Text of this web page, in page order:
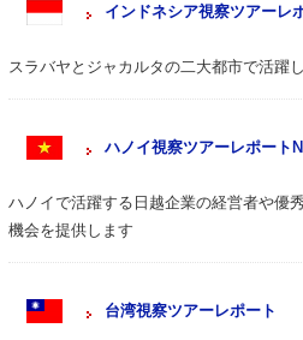
インドネシア視察ツアーレ
スラバヤとジャカルタの二大都市で活躍
ハノイ視察ツアーレポート
ハノイで活躍する日越企業の経営者や優
機会を提供します
台湾視察ツアーレポート